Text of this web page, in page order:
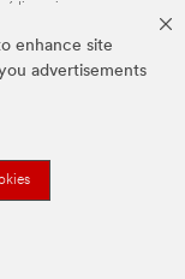
enhance site
advertisements